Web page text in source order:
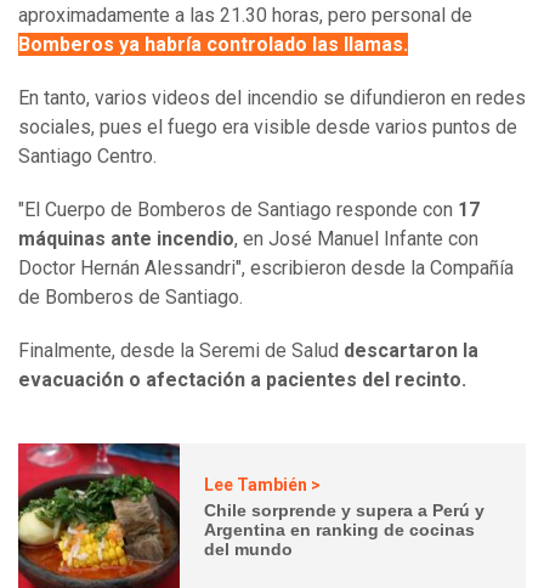
aproximadamente a las 21.30 horas, pero personal de
Bomberos ya habría controlado las llamas.
En tanto, varios videos del incendio se difundieron en redes
sociales, pues el fuego era visible desde varios puntos de
Santiago Centro.
"El Cuerpo de Bomberos de Santiago responde con 17
máquinas ante incendio, en José Manuel Infante con
Doctor Hernán Alessandri", escribieron desde la Compañía
de Bomberos de Santiago.
Finalmente, desde la Seremi de Salud descartaron la
evacuación o afectación a pacientes del recinto.
Lee También >
Chile sorprende y supera a Perú y
Argentina en ranking de cocinas
del mundo